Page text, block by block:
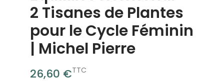
2 Tisanes de Plantes
pour le Cycle Féminin
| Michel Pierre
26,60 €TTC